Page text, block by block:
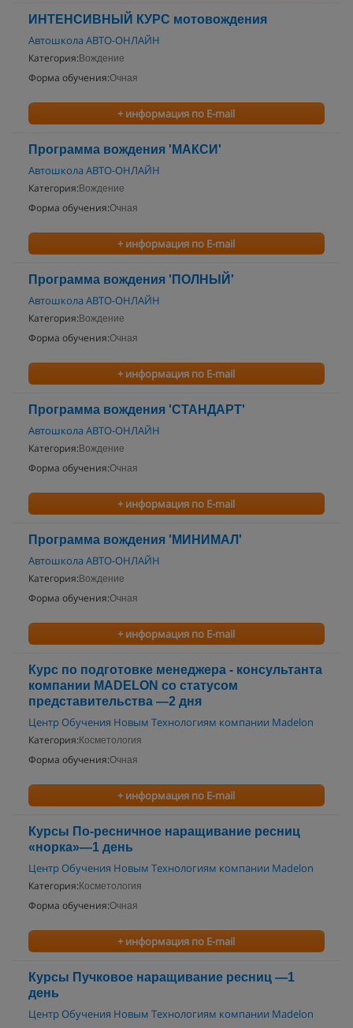
ИНТЕНСИВНЫЙ КУРС мотовождения
Автошкола АВТО-ОНЛАЙН
Категория: Вождение
Форма обучения:Очная
+ информация по E-mail
Программа вождения 'МАКСИ'
Автошкола АВТО-ОНЛАЙН
Категория: Вождение
Форма обучения:Очная
+ информация по E-mail
Программа вождения 'ПОЛНЫЙ'
Автошкола АВТО-ОНЛАЙН
Категория: Вождение
Форма обучения:Очная
+ информация по E-mail
Программа вождения 'СТАНДАРТ'
Автошкола АВТО-ОНЛАЙН
Категория: Вождение
Форма обучения:Очная
+ информация по E-mail
Программа вождения 'МИНИМАЛ'
Автошкола АВТО-ОНЛАЙН
Категория: Вождение
Форма обучения:Очная
+ информация по E-mail
Курс по подготовке менеджера - консультанта
компании MADELON со статусом
представительства —2 дня
Центр Обучения Новым Технологиям компании Madelon
Категория: Косметология
Форма обучения:Очная
+ информация по E-mail
Курсы По-ресничное наращивание ресниц
«норка»—1 день
Центр Обучения Новым Технологиям компании Madelon
Категория: Косметология
Форма обучения:Очная
+ информация по E-mail
Курсы Пучковое наращивание ресниц —1
день
Центр Обучения Новым Технологиям компании Madelon